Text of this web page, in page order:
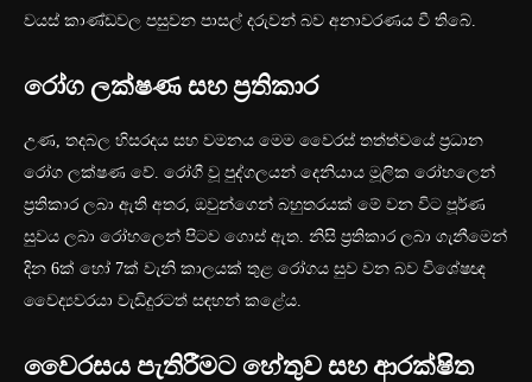
වයස් කාණ්ඩවල පසුවන පාසල් දරුවන් බව අනාවරණය වී තිබේ.
රෝග ලක්ෂණ සහ ප්‍රතිකාර
උණ, තදබල හිසරදය සහ වමනය මෙම වෛරස් තත්ත්වයේ ප්‍රධාන
රෝග ලක්ෂණ වේ. රෝගී වූ පුද්ගලයන් දෙනියාය මූලික රෝහලෙන්
ප්‍රතිකාර ලබා ඇති අතර, ඔවුන්ගෙන් බහුතරයක් මේ වන විට පූර්ණ
සුවය ලබා රෝහලෙන් පිටව ගොස් ඇත. නිසි ප්‍රතිකාර ලබා ගැනීමෙන්
දින 6ක් හෝ 7ක් වැනි කාලයක් තුළ රෝගය සුව වන බව විශේෂඥ
වෛද්‍යවරයා වැඩිදුරටත් සඳහන් කළේය.
වෛරසය පැතිරීමට හේතුව සහ ආරක්ෂිත